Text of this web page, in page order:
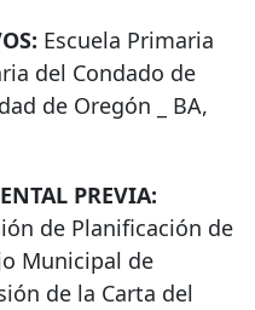
Escuela Primaria
del Condado de
de Oregón _ BA,
PREVIA:
de Planificación de
Municipal de
de la Carta del